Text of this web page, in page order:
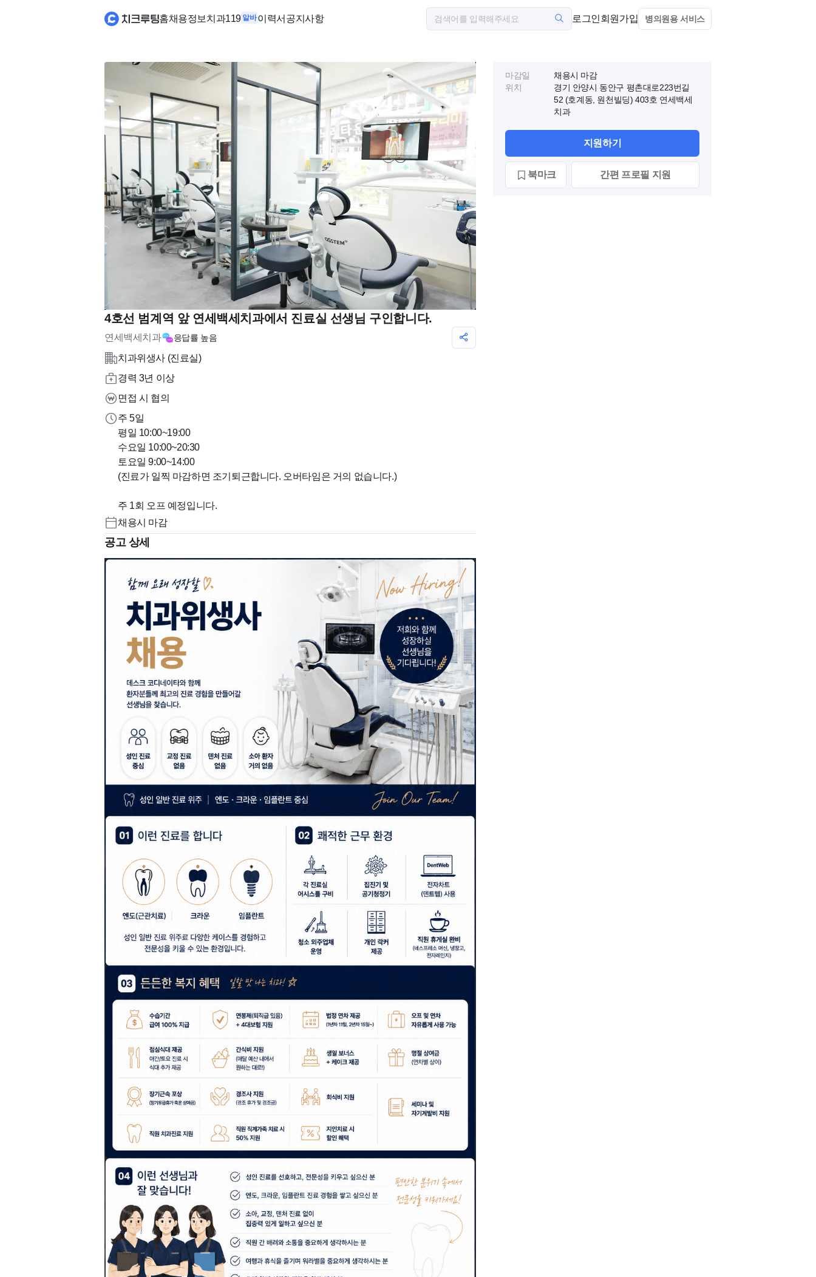
홈채용정보 치과119 알바이력서 공지사항 로그인회원가입 병의원용 서비스
4호선 범계역 앞 연세백세치과에서 진료실 선생님 구인합니다.
연세백세치과 응답률 높음
치과위생사 (진료실)
경력 3년 이상
면접 시 협의
주 5일
평일 10:00~19:00
수요일 10:00~20:30
토요일 9:00~14:00
(진료가 일찍 마감하면 조기퇴근합니다. 오버타임은 거의 없습니다.)
주 1회 오프 예정입니다.
채용시 마감
공고 상세
마감일
채용시 마감
위치
경기 안양시 동안구 평촌대로223번길
52 (호계동, 원천빌딩) 403호 연세백세
치과
지원하기
북마크 간편 프로필 지원